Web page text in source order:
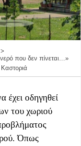
που δεν πίνεται…»
Καστοριά
έχει οδηγηθεί
του χωριού
Όπως